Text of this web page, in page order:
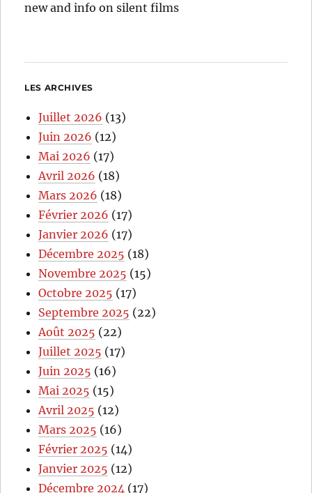
new and info on silent films
LES ARCHIVES
Juillet 2026 (13)
Juin 2026 (12)
Mai 2026 (17)
Avril 2026 (18)
Mars 2026 (18)
Février 2026 (17)
Janvier 2026 (17)
Décembre 2025 (18)
Novembre 2025 (15)
Octobre 2025 (17)
Septembre 2025 (22)
Août 2025 (22)
Juillet 2025 (17)
Juin 2025 (16)
Mai 2025 (15)
Avril 2025 (12)
Mars 2025 (16)
Février 2025 (14)
Janvier 2025 (12)
Décembre 2024 (17)